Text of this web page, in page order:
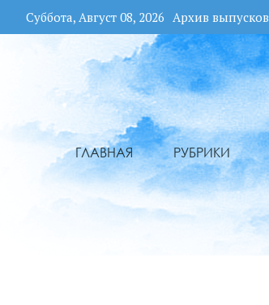
Суббота, Август 08, 2026 Архив выпусков
ГЛАВНАЯ РУБРИКИ